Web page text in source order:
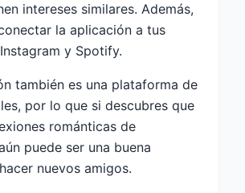
intereses similares. Además,
la aplicación a tus
y Spotify.
también es una plataforma de
por lo que si descubres que
románticas de
puede ser una buena
nuevos amigos.